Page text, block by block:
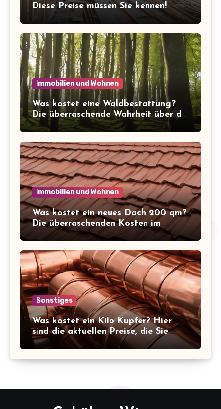
Diese Preise müssen Sie kennen!
Immobilien und Wohnen
Was kostet eine Waldbestattung?
Die überraschende Wahrheit über die
Kosten der letzten Ruhe
Immobilien und Wohnen
Was kostet ein neues Dach 200 qm?
Die überraschenden Kosten im
Überblick!
Sonstiges
Was kostet ein Kilo Kupfer? Hier
sind die aktuellen Preise, die Sie
kennen sollten!